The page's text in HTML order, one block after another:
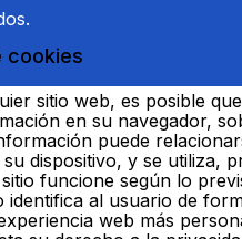
cookies
sitio web, es posible
en su navegador,
puede
dispositivo, y se utiliza,
funcione según lo
identifica al usuario de
web más